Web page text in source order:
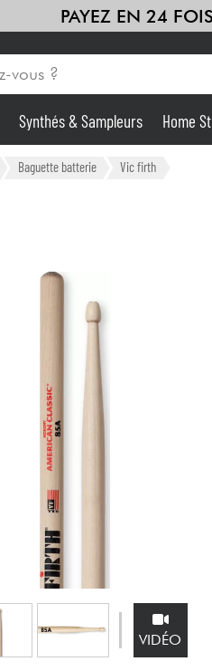
PAYEZ EN 24 FOIS
Amplis &
Synthés & Sampleurs Home
Baguette batterie Vic firth
VIDÉO